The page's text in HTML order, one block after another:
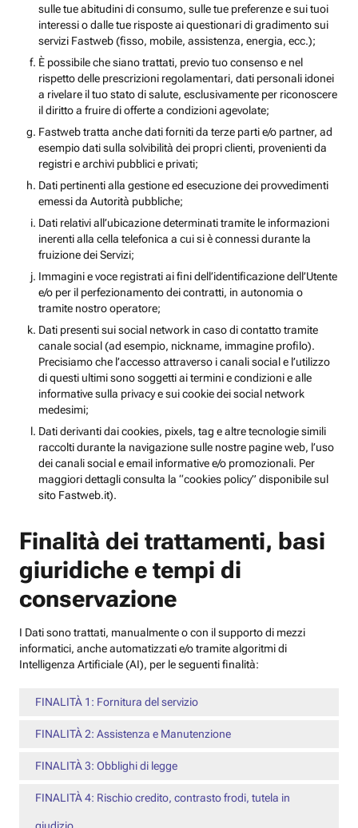
sulle tue abitudini di consumo, sulle tue preferenze e sui tuoi
interessi o dalle tue risposte ai questionari di gradimento sui
servizi Fastweb (fisso, mobile, assistenza, energia, ecc.);
È possibile che siano trattati, previo tuo consenso e nel
rispetto delle prescrizioni regolamentari, dati personali idonei
a rivelare il tuo stato di salute, esclusivamente per riconoscere
il diritto a fruire di offerte a condizioni agevolate;
Fastweb tratta anche dati forniti da terze parti e/o partner, ad
esempio dati sulla solvibilità dei propri clienti, provenienti da
registri e archivi pubblici e privati;
Dati pertinenti alla gestione ed esecuzione dei provvedimenti
emessi da Autorità pubbliche;
Dati relativi all’ubicazione determinati tramite le informazioni
inerenti alla cella telefonica a cui si è connessi durante la
fruizione dei Servizi;
Immagini e voce registrati ai fini dell’identificazione dell’Utente
e/o per il perfezionamento dei contratti, in autonomia o
tramite nostro operatore;
Dati presenti sui social network in caso di contatto tramite
canale social (ad esempio, nickname, immagine profilo).
Precisiamo che l’accesso attraverso i canali social e l’utilizzo
di questi ultimi sono soggetti ai termini e condizioni e alle
informative sulla privacy e sui cookie dei social network
medesimi;
Dati derivanti dai cookies, pixels, tag e altre tecnologie simili
raccolti durante la navigazione sulle nostre pagine web, l’uso
dei canali social e email informative e/o promozionali. Per
maggiori dettagli consulta la “cookies policy” disponibile sul
sito Fastweb.it).
Finalità dei trattamenti, basi
giuridiche e tempi di
conservazione
I Dati sono trattati, manualmente o con il supporto di mezzi
informatici, anche automatizzati e/o tramite algoritmi di
Intelligenza Artificiale (AI), per le seguenti finalità:
FINALITÀ 1: Fornitura del servizio
FINALITÀ 2: Assistenza e Manutenzione
FINALITÀ 3: Obblighi di legge
FINALITÀ 4: Rischio credito, contrasto frodi, tutela in